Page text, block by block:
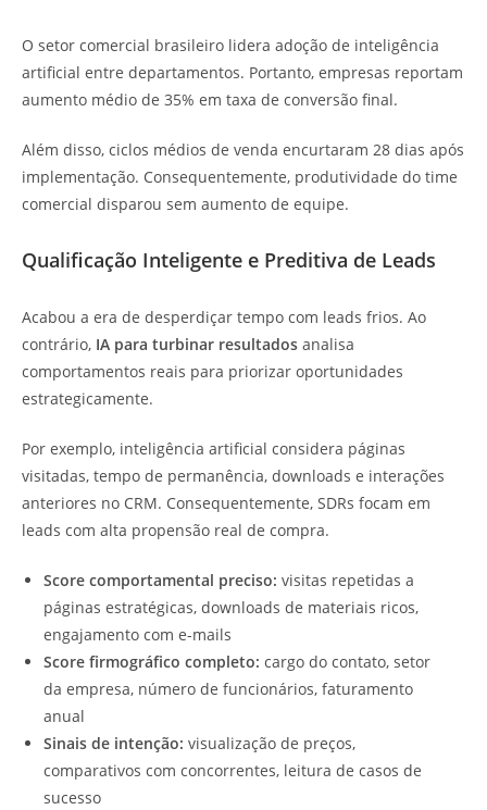
O setor comercial brasileiro lidera adoção de inteligência
artificial entre departamentos. Portanto, empresas reportam
aumento médio de 35% em taxa de conversão final.
Além disso, ciclos médios de venda encurtaram 28 dias após
implementação. Consequentemente, produtividade do time
comercial disparou sem aumento de equipe.
Qualificação Inteligente e Preditiva de Leads
Acabou a era de desperdiçar tempo com leads frios. Ao
contrário, IA para turbinar resultados analisa
comportamentos reais para priorizar oportunidades
estrategicamente.
Por exemplo, inteligência artificial considera páginas
visitadas, tempo de permanência, downloads e interações
anteriores no CRM. Consequentemente, SDRs focam em
leads com alta propensão real de compra.
Score comportamental preciso: visitas repetidas a
páginas estratégicas, downloads de materiais ricos,
engajamento com e-mails
Score firmográfico completo: cargo do contato, setor
da empresa, número de funcionários, faturamento
anual
Sinais de intenção: visualização de preços,
comparativos com concorrentes, leitura de casos de
sucesso